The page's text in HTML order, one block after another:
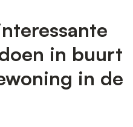
in buurt
in de